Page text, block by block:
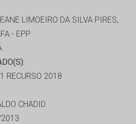
LIMOEIRO DA SILVA PIRES,
- EPP
2018
CHADID